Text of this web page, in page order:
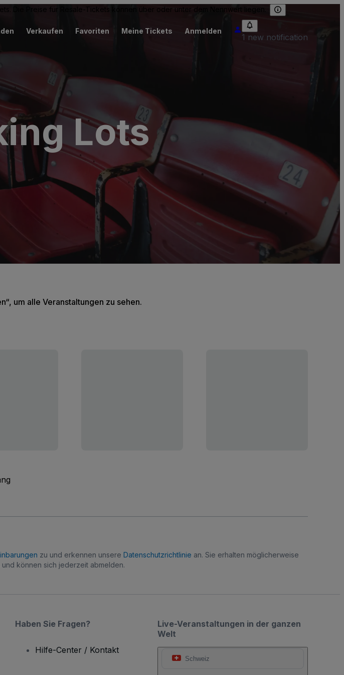
Die Preise für Resale-Tickets können über oder unter dem Nennwert liegen.
Verkaufen Favoriten Meine Tickets Anmelden
1 new notification
Lots
um alle Veranstaltungen zu sehen.
zu und erkennen unsere Datenschutzrichtlinie an. Sie erhalten möglicherweise
können sich jederzeit abmelden.
Live-Veranstaltungen in der ganzen
Welt
Schweiz
Haben Sie Fragen?
Hilfe-Center / Kontakt